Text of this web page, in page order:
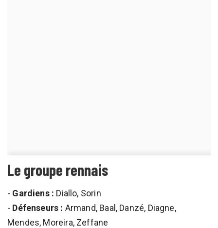
Le groupe rennais
- Gardiens : Diallo, Sorin
- Défenseurs : Armand, Baal, Danzé, Diagne,
Mendes, Moreira, Zeffane